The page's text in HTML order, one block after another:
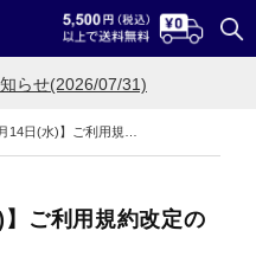
らせ(2026/07/31)
】ご利用規約改定の